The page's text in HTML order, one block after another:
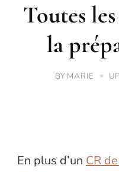
Toutes
la
BY MARIE
En plus d’un CR